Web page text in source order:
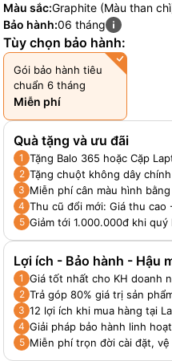
Màu sắc:Graphite (Màu than
Bảo hành:06 tháng
Tùy chọn bảo hành:
Gói bảo hành tiêu
chuẩn 6 tháng
Miễn phí
Quà tặng và ưu đãi
1 Tặng Balo 365 hoặc Cặp
2 Tặng chuột không dây
3 Miễn phí cân màu hình
4 Thu cũ đổi mới: Giá thu
5 Giảm tới 1.000.000đ khi
Lợi ích - Bảo hành - Hậu
1 Giá tốt nhất cho KH doanh
2 Trả góp 80% giá trị sản
3 12 lợi ích khi mua hàng tại
4 Giải pháp bảo hành linh
5 Miễn phí trọn đời cài đặt,